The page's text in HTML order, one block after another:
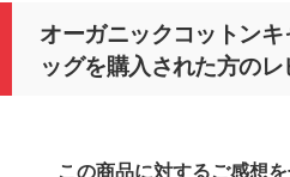
オーガニックコットン
ッグを購入された方の
この商品に対するご感想